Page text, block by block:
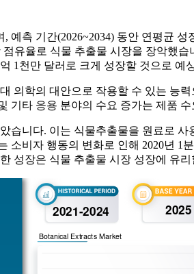
측 기간(2026~2034) 동안 연평균
유율로 식물 추출물 시장을 장악했
1천만 달러로 크게 성장할 것으로 예
의학의 대안으로 작용할 수 있는 능
기타 응용 분야의 수요 증가는 제품
습니다. 이는 식물추출물을 원료로
소비자 행동의 변화로 인해 2020년
성장은 식물 추출물 시장 성장에 유